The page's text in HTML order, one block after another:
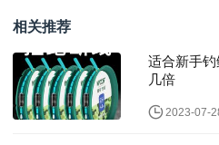
相关推荐
适合新手
几倍
2023-07-